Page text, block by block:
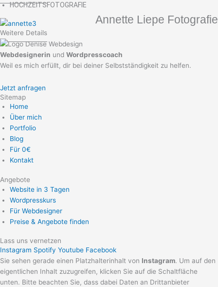
HOCHZEITSFOTOGRAFIE
Annette Liepe Fotografie
Weitere Details
Webdesignerin und Wordpresscoach
Weil es mich erfüllt, dir bei deiner Selbstständigkeit zu helfen.
Jetzt anfragen
Sitemap
Home
Über mich
Portfolio
Blog
Für 0€
Kontakt
Angebote
Website in 3 Tagen
Wordpresskurs
Für Webdesigner
Preise & Angebote finden
Lass uns vernetzen
Instagram Spotify Youtube Facebook
Sie sehen gerade einen Platzhalterinhalt von Instagram. Um auf den
eigentlichen Inhalt zuzugreifen, klicken Sie auf die Schaltfläche
unten. Bitte beachten Sie, dass dabei Daten an Drittanbieter